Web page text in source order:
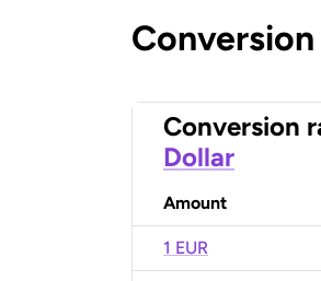
Conversion
Dollar
Amount
1 EUR